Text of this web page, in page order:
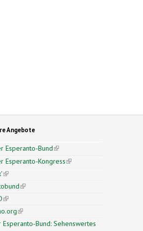
Angebote
Esperanto-Bund(link is external)
Esperanto-Kongress(link is external)
(link is external)
(link is external)
(link is external)
(link is external)
Esperanto-Bund: Sehenswertes